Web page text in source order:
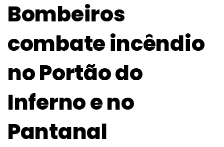
Bombeiros
combate incêndio
no Portão do
Inferno e no
Pantanal